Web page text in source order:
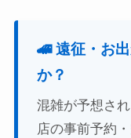
🚄 遠征・お
か？
混雑が予想さ
店の事前予約